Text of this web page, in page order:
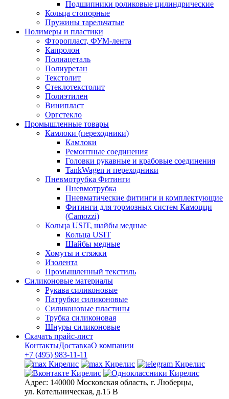
Подшипники роликовые цилиндрические
Кольца стопорные
Пружины тарельчатые
Полимеры и пластики
Фторопласт, ФУМ-лента
Капролон
Полиацеталь
Полиуретан
Текстолит
Стеклотекстолит
Полиэтилен
Винипласт
Оргстекло
Промышленные товары
Камлоки (переходники)
Камлоки
Ремонтные соединения
Головки рукавные и крабовые соединения
TankWagen и переходники
Пневмотрубка Фитинги
Пневмотрубка
Пневматические фитинги и комплектующие
Фитинги для тормозных систем Камоцци
(Camozzi)
Кольца USIT, шайбы медные
Кольца USIT
Шайбы медные
Хомуты и стяжки
Изолента
Промышленный текстиль
Силиконовые материалы
Рукава силиконовые
Патрубки силиконовые
Силиконовые пластины
Трубка силиконовая
Шнуры силиконовые
Скачать прайс-лист
КонтактыДоставкаО компании
+7 (495) 983-11-11
Адрес: 140000 Московская область, г. Люберцы,
ул. Котельническая, д.15 В